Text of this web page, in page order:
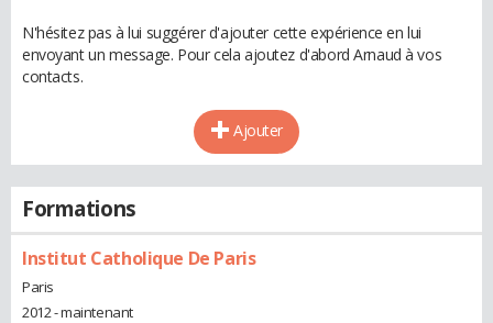
N'hésitez pas à lui suggérer d'ajouter cette expérience en lui
envoyant un message. Pour cela ajoutez d'abord Arnaud à vos
contacts.
Ajouter
Formations
Institut Catholique De Paris
Paris
2012 - maintenant